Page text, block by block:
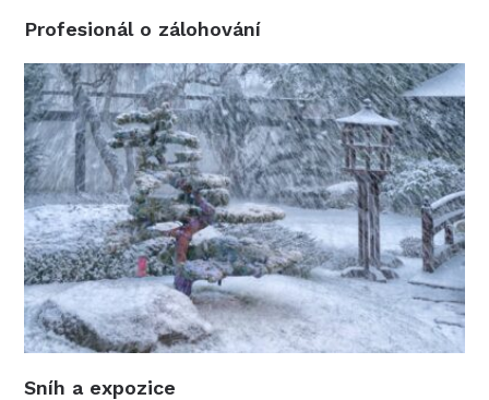
Profesionál o zálohování
Sníh a expozice